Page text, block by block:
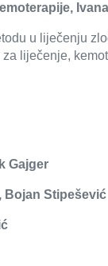
,
u liječenju
liječenje,
Gajger
Bojan Stipešević